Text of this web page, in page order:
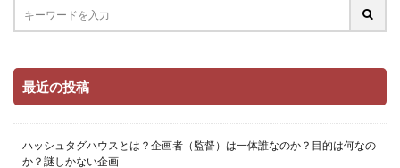
最近の投稿
ハッシュタグハウスとは？企画者（監督）は一体誰なのか？目的は何なの
か？謎しかない企画